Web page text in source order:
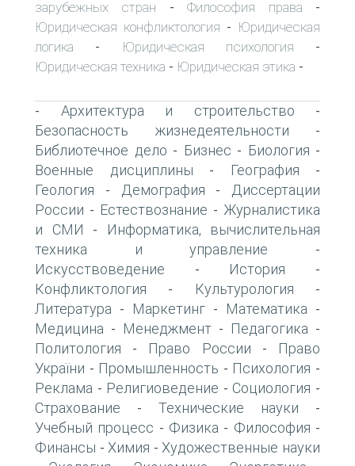
зарубежных стран -Философия права -
Юридическая конфликтология - Юридическая
логика - Юридическая психология -
Юридическая техника - Юридическая этика -
- Архитектура и строительство -
Безопасность жизнедеятельности -
Библиотечное дело - Бизнес - Биология -
Военные дисциплины - География -
Геология - Демография -
Диссертации
России - Естествознание - Журналистика
и СМИ -
Информатика, вычислительная
техника и управление -
Искусствоведение - История -
Конфликтология - Культурология -
Литература - Маркетинг - Математика -
Медицина - Менеджмент - Педагогика -
Политология - Право России -
Право
України - Промышленность - Психология -
Реклама - Религиоведение - Социология -
Страхование - Технические науки -
Учебный процесс - Физика - Философия -
Финансы - Химия - Художественные науки